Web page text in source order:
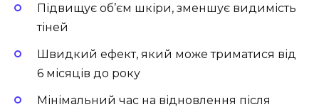
Підвищує об’єм шкіри, зменшує видимість
тіней
Швидкий ефект, який може триматися від
6 місяців до року
Мінімальний час на відновлення після